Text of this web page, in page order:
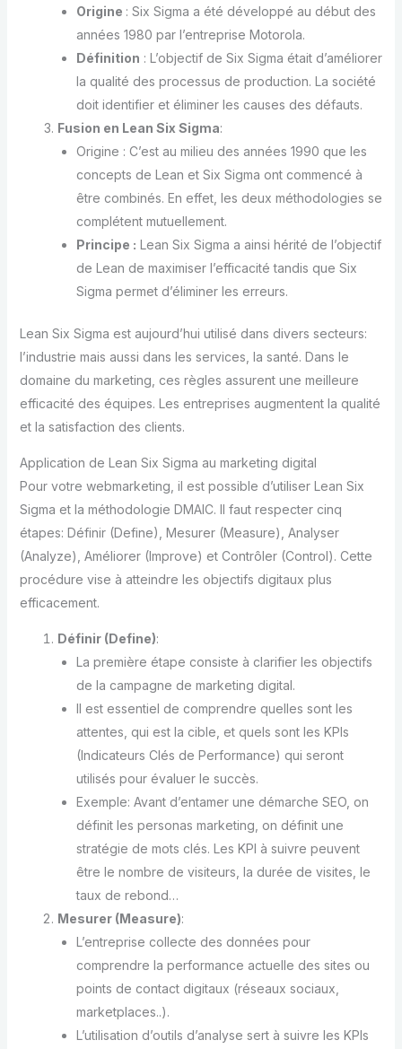
Origine : Six Sigma a été développé au début des
années 1980 par l’entreprise Motorola.
Définition : L’objectif de Six Sigma était d’améliorer
la qualité des processus de production. La société
doit identifier et éliminer les causes des défauts.
Fusion en Lean Six Sigma:
Origine : C’est au milieu des années 1990 que les
concepts de Lean et Six Sigma ont commencé à
être combinés. En effet, les deux méthodologies se
complétent mutuellement.
Principe : Lean Six Sigma a ainsi hérité de l’objectif
de Lean de maximiser l’efficacité tandis que Six
Sigma permet d’éliminer les erreurs.
Lean Six Sigma est aujourd’hui utilisé dans divers secteurs:
l’industrie mais aussi dans les services, la santé. Dans le
domaine du marketing, ces règles assurent une meilleure
efficacité des équipes. Les entreprises augmentent la qualité
et la satisfaction des clients.
Application de Lean Six Sigma au marketing digital
Pour votre webmarketing, il est possible d’utiliser Lean Six
Sigma et la méthodologie DMAIC. Il faut respecter cinq
étapes: Définir (Define), Mesurer (Measure), Analyser
(Analyze), Améliorer (Improve) et Contrôler (Control). Cette
procédure vise à atteindre les objectifs digitaux plus
efficacement.
Définir (Define):
La première étape consiste à clarifier les objectifs
de la campagne de marketing digital.
Il est essentiel de comprendre quelles sont les
attentes, qui est la cible, et quels sont les KPIs
(Indicateurs Clés de Performance) qui seront
utilisés pour évaluer le succès.
Exemple: Avant d’entamer une démarche SEO, on
définit les personas marketing, on définit une
stratégie de mots clés. Les KPI à suivre peuvent
être le nombre de visiteurs, la durée de visites, le
taux de rebond…
Mesurer (Measure):
L’entreprise collecte des données pour
comprendre la performance actuelle des sites ou
points de contact digitaux (réseaux sociaux,
marketplaces..).
L’utilisation d’outils d’analyse sert à suivre les KPIs